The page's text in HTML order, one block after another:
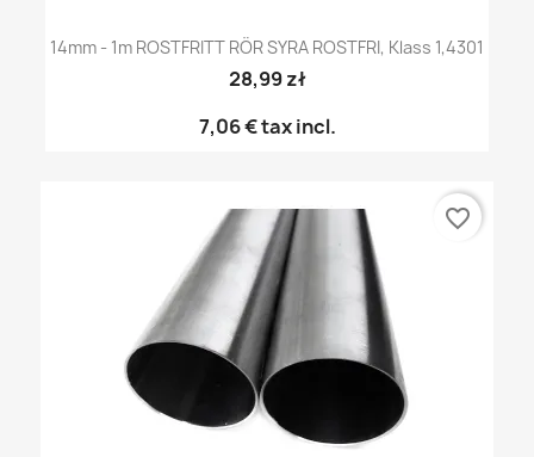
14mm - 1m ROSTFRITT RÖR SYRA ROSTFRI, Klass 1,4301
28,99 zł
7,06 €tax incl.
favorite_border